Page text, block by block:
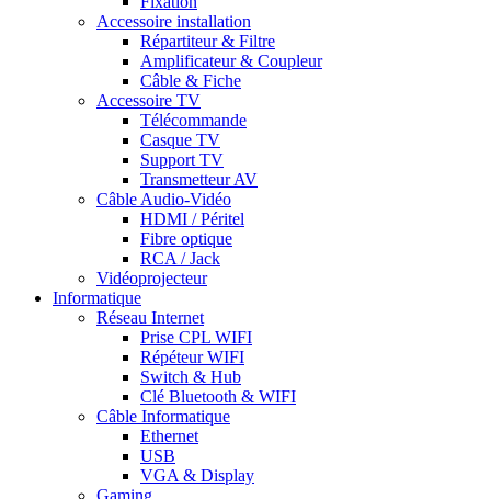
Accessoire installation
Répartiteur & Filtre
Amplificateur & Coupleur
Câble & Fiche
Accessoire TV
Télécommande
Casque TV
Support TV
Transmetteur AV
Câble Audio-Vidéo
HDMI / Péritel
Fibre optique
RCA / Jack
Vidéoprojecteur
Informatique
Réseau Internet
Prise CPL WIFI
Répéteur WIFI
Switch & Hub
Clé Bluetooth & WIFI
Câble Informatique
Ethernet
USB
VGA & Display
Gaming